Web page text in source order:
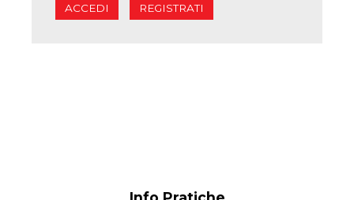
ACCEDI REGISTRATI